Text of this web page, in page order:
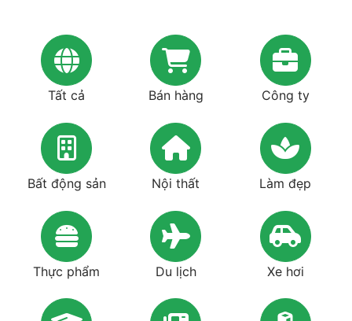
Tất cả Bán hàng Công ty
Bất động sản Nội thất Làm đẹp
Thực phẩm Du lịch Xe hơi